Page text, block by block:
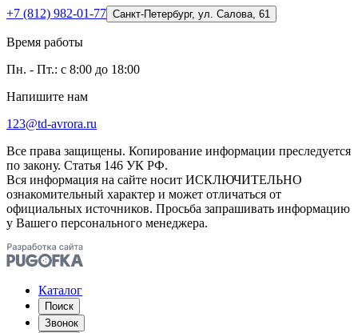
+7 (812) 982-01-77 Санкт-Петербург, ул. Салова, 61
Время работы
Пн. - Пт.: с 8:00 до 18:00
Напишите нам
123@td-avrora.ru
Все права защищены. Копирование информации преследуется
по закону. Статья 146 УК РФ.
Вся информация на сайте носит ИСКЛЮЧИТЕЛЬНО
ознакомительный характер и может отличаться от
официальных источников. Просьба запрашивать информацию
у Вашего персонального менеджера.
Каталог
Поиск
Звонок